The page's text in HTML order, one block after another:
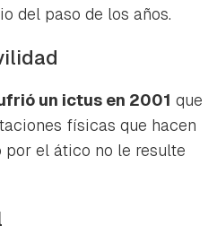
favorito, primero has de
de Hogarmanía.
del paso de los años.
un ictus en 2001 que
físicas que hacen
el ático no le resulte
a nuestro boletín.